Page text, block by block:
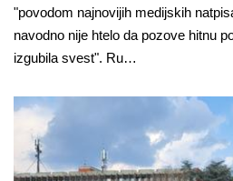
"povodom najnovijih medijskih
navodno nije htelo da pozove hitnu
izgubila svest". Ru…